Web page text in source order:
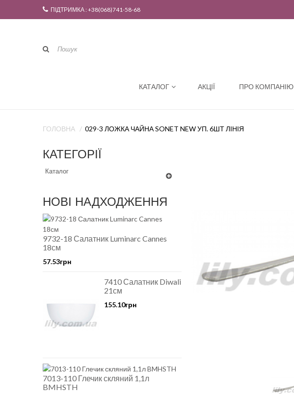
ПІДТРИМКА : +38(068)741-58-68
КАТАЛОГ АКЦІЇ ПРО КОМПАНІЮ
ГОЛОВНА 029-3 ЛОЖКА ЧАЙНА SONET NEW УП. 6ШТ ЛІНІЯ
КАТЕГОРІЇ
Каталог
НОВІ НАДХОДЖЕННЯ
9732-18 Салатник Luminarc Cannes
18см
57.53грн
7410 Салатник Diwali
21см
155.10грн
7013-110 Глечик скляний 1,1л
BMHSTH